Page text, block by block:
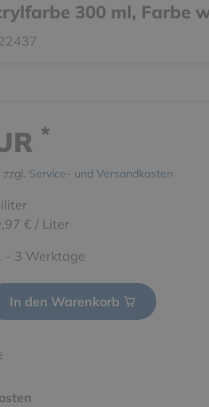
300 ml, Farbe
*
Service- und Versandkosten
€ / Liter
- 3 Werktage
In den Warenkorb